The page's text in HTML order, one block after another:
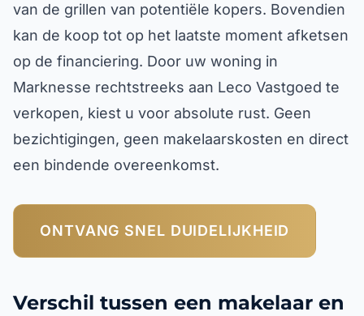
van de grillen van potentiële kopers. Bovendien
kan de koop tot op het laatste moment afketsen
op de financiering. Door uw woning in
Marknesse rechtstreeks aan Leco Vastgoed te
verkopen, kiest u voor absolute rust. Geen
bezichtigingen, geen makelaarskosten en direct
een bindende overeenkomst.
ONTVANG SNEL DUIDELIJKHEID
Verschil tussen een makelaar en